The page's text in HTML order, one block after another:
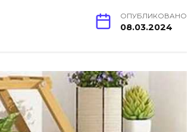
ОПУБЛИКОВАНО
08.03.2024